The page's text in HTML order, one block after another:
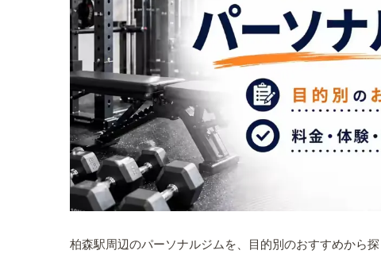
柏森駅周辺のパーソナルジムを、目的別のおすすめから